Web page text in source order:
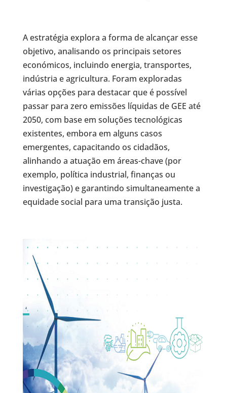
A estratégia explora a forma de alcançar esse
objetivo, analisando os principais setores
económicos, incluindo energia, transportes,
indústria e agricultura. Foram exploradas
várias opções para destacar que é possível
passar para zero emissões líquidas de GEE até
2050, com base em soluções tecnológicas
existentes, embora em alguns casos
emergentes, capacitando os cidadãos,
alinhando a atuação em áreas-chave (por
exemplo, política industrial, finanças ou
investigação) e garantindo simultaneamente a
equidade social para uma transição justa.